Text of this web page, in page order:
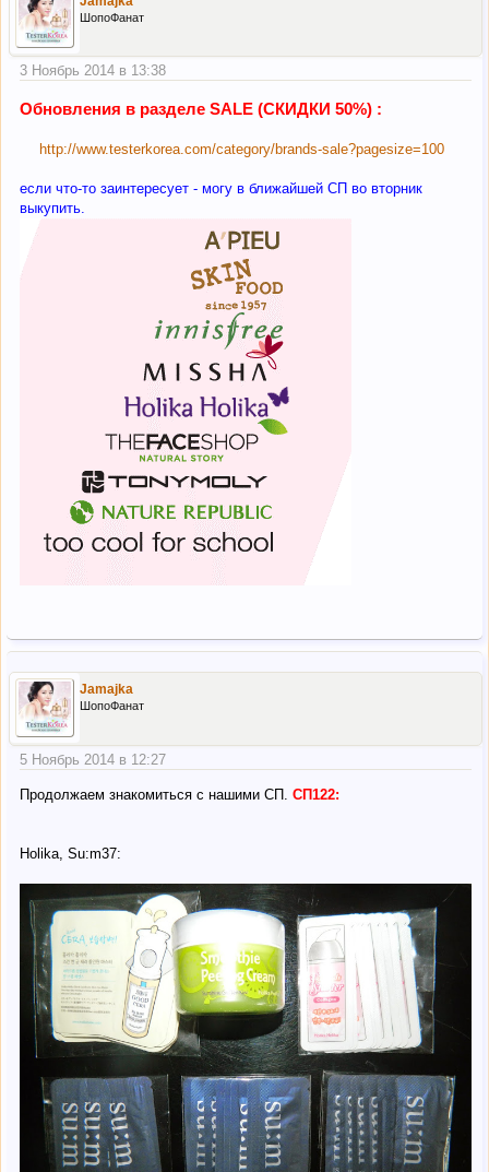
ШопоФанат
3 Ноябрь 2014 в 13:38
Обновления в разделе SALE (СКИДКИ 50%) :
http://www.testerkorea.com/category/brands-sale?pagesize=100
если что-то заинтересует - могу в ближайшей СП во вторник
выкупить.
Jamajka
ШопоФанат
5 Ноябрь 2014 в 12:27
Продолжаем знакомиться с нашими СП. СП122:
Holika, Su:m37: